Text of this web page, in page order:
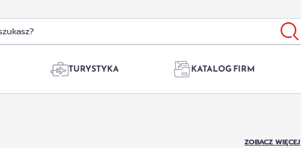
TURYSTYKA KATALOG FIRM
ZOBACZ WIĘCEJ